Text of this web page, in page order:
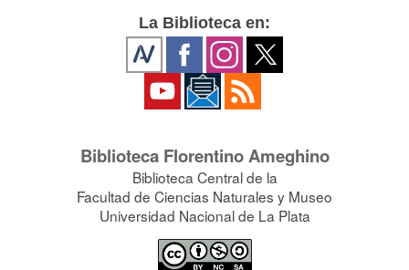
La Biblioteca en:
Biblioteca Florentino Ameghino
Biblioteca Central de la
Facultad de Ciencias Naturales y Museo
Universidad Nacional de La Plata